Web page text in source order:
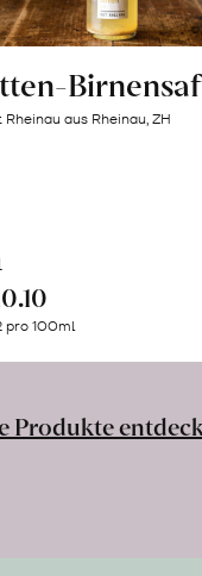
aus Rheinau, ZH
pro 100ml
Produkte